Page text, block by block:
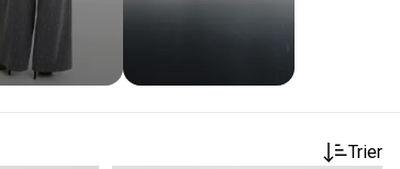
Trier